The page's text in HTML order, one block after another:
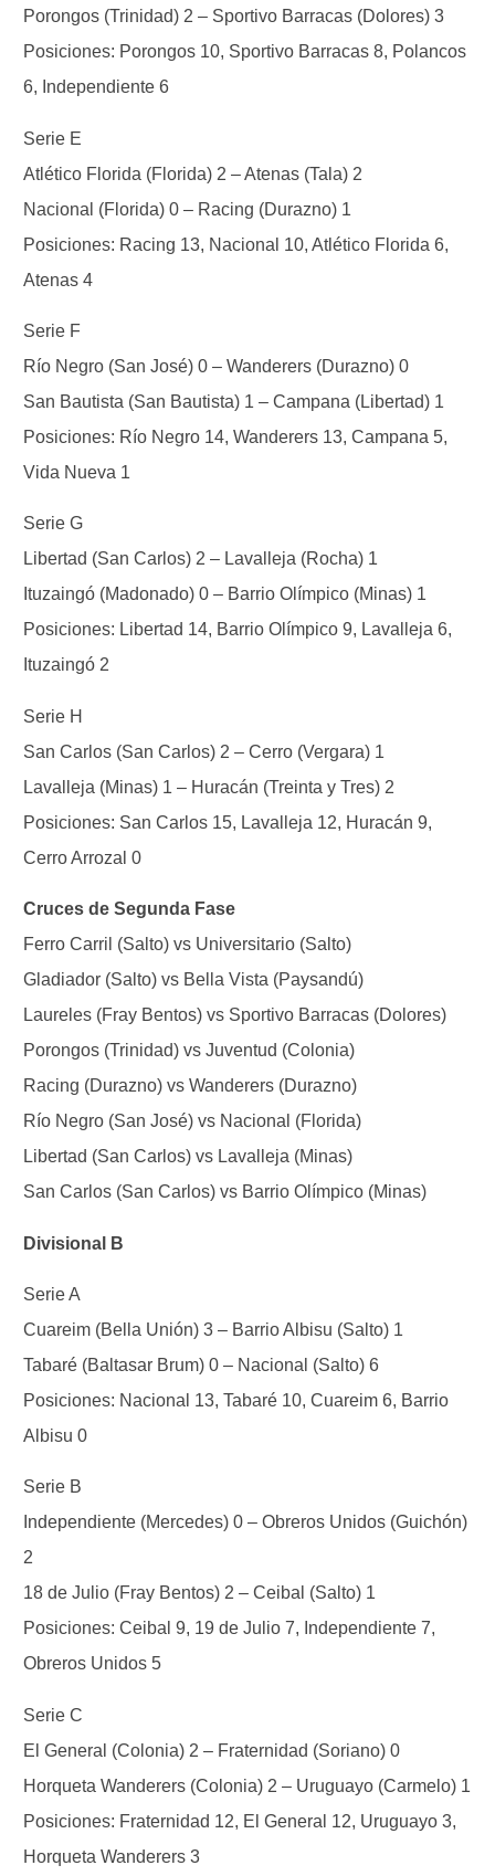
Porongos (Trinidad) 2 – Sportivo Barracas (Dolores) 3
Posiciones: Porongos 10, Sportivo Barracas 8, Polancos
6, Independiente 6
Serie E
Atlético Florida (Florida) 2 – Atenas (Tala) 2
Nacional (Florida) 0 – Racing (Durazno) 1
Posiciones: Racing 13, Nacional 10, Atlético Florida 6,
Atenas 4
Serie F
Río Negro (San José) 0 – Wanderers (Durazno) 0
San Bautista (San Bautista) 1 – Campana (Libertad) 1
Posiciones: Río Negro 14, Wanderers 13, Campana 5,
Vida Nueva 1
Serie G
Libertad (San Carlos) 2 – Lavalleja (Rocha) 1
Ituzaingó (Madonado) 0 – Barrio Olímpico (Minas) 1
Posiciones: Libertad 14, Barrio Olímpico 9, Lavalleja 6,
Ituzaingó 2
Serie H
San Carlos (San Carlos) 2 – Cerro (Vergara) 1
Lavalleja (Minas) 1 – Huracán (Treinta y Tres) 2
Posiciones: San Carlos 15, Lavalleja 12, Huracán 9,
Cerro Arrozal 0
Cruces de Segunda Fase
Ferro Carril (Salto) vs Universitario (Salto)
Gladiador (Salto) vs Bella Vista (Paysandú)
Laureles (Fray Bentos) vs Sportivo Barracas (Dolores)
Porongos (Trinidad) vs Juventud (Colonia)
Racing (Durazno) vs Wanderers (Durazno)
Río Negro (San José) vs Nacional (Florida)
Libertad (San Carlos) vs Lavalleja (Minas)
San Carlos (San Carlos) vs Barrio Olímpico (Minas)
Divisional B
Serie A
Cuareim (Bella Unión) 3 – Barrio Albisu (Salto) 1
Tabaré (Baltasar Brum) 0 – Nacional (Salto) 6
Posiciones: Nacional 13, Tabaré 10, Cuareim 6, Barrio
Albisu 0
Serie B
Independiente (Mercedes) 0 – Obreros Unidos (Guichón)
2
18 de Julio (Fray Bentos) 2 – Ceibal (Salto) 1
Posiciones: Ceibal 9, 19 de Julio 7, Independiente 7,
Obreros Unidos 5
Serie C
El General (Colonia) 2 – Fraternidad (Soriano) 0
Horqueta Wanderers (Colonia) 2 – Uruguayo (Carmelo) 1
Posiciones: Fraternidad 12, El General 12, Uruguayo 3,
Horqueta Wanderers 3